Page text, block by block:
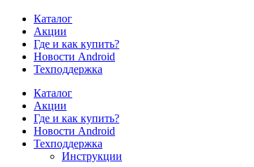
Каталог
Акции
Где и как купить?
Новости Android
Техподдержка
Каталог
Акции
Где и как купить?
Новости Android
Техподдержка
Инструкции